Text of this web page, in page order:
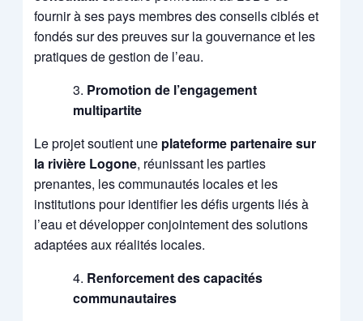
fournir à ses pays membres des conseils ciblés et
fondés sur des preuves sur la gouvernance et les
pratiques de gestion de l’eau.
Promotion de l’engagement
multipartite
Le projet soutient une plateforme partenaire sur
la rivière Logone, réunissant les parties
prenantes, les communautés locales et les
institutions pour identifier les défis urgents liés à
l’eau et développer conjointement des solutions
adaptées aux réalités locales.
Renforcement des capacités
communautaires